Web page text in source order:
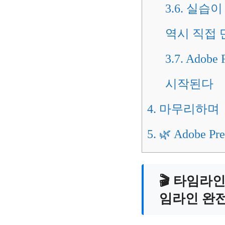
3.6. 실습
역시 직접
3.7. Adobe
시작된다
4. 마무리하며
5. 🌿 Adobe
🎬 타임라
임라인 완